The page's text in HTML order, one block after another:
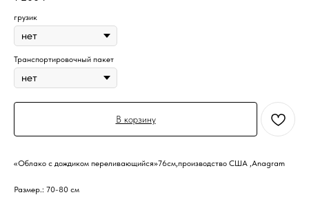
грузик
Транспортировочный пакет
В корзину
«Облако с дождиком переливающийся»76см,производство США ,Anagram
Размер.: 70-80 см